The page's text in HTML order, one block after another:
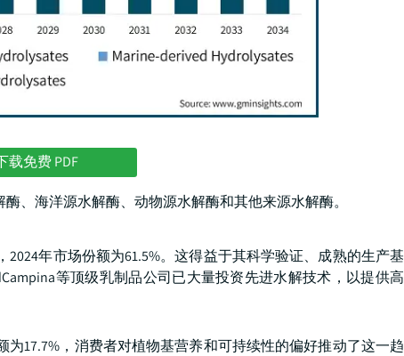
载免费 PDF
、海洋源水解酶、动物源水解酶和其他来源水解酶。
年市场份额为61.5%。这得益于其科学验证、成熟的生产基
等顶级乳制品公司已大量投资先进水解技术，以提供高
17.7%，消费者对植物基营养和可持续性的偏好推动了这一趋